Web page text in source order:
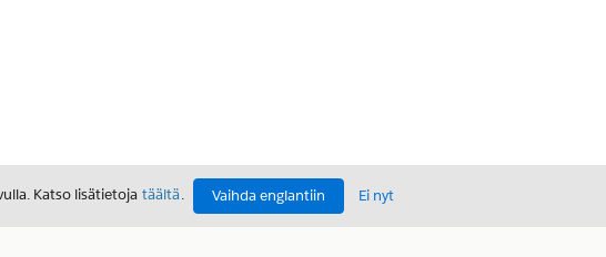
Katso lisätietoja täältä. Vaihda englantiin Ei nyt